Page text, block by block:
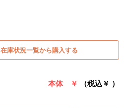
在庫状況一覧から購入する
本体 ￥ （税込￥ ）